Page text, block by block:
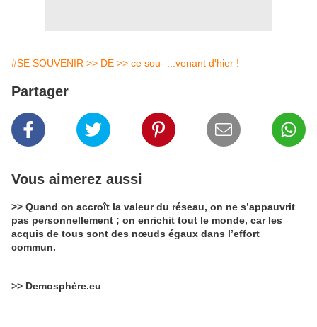
#SE SOUVENIR >> DE >> ce sou- ...venant d'hier !
Partager
Vous aimerez aussi
>> Quand on accroît la valeur du réseau, on ne s’appauvrit
pas personnellement ; on enrichit tout le monde, car les
acquis de tous sont des nœuds égaux dans l’effort
commun.
>> Demosphère.eu